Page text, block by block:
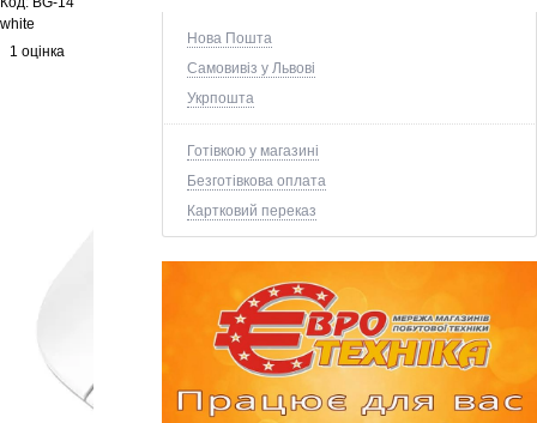
Нова Пошта
Самовивіз у Львові
Укрпошта
Готівкою у магазині
Безготівкова оплата
Картковий переказ
white
1 оцінка